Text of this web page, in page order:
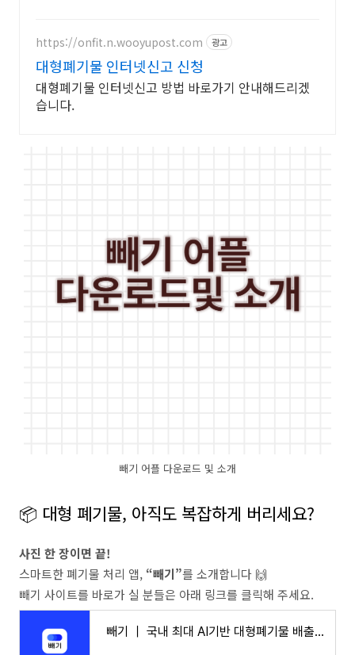
https://onfit.n.wooyupost.com 광고
대형폐기물 인터넷신고 신청
대형폐기물 인터넷신고 방법 바로가기 안내해드리겠
습니다.
빼기 어플 다운로드 및 소개
📦 대형 폐기물, 아직도 복잡하게 버리세요?
사진 한 장이면 끝!
스마트한 폐기물 처리 앱, “빼기”를 소개합니다 🙌
빼기 사이트를 바로가 실 분들은 아래 링크를 클릭해 주세요.
빼기 ｜ 국내 최대 AI기반 대형폐기물 배출 서비스